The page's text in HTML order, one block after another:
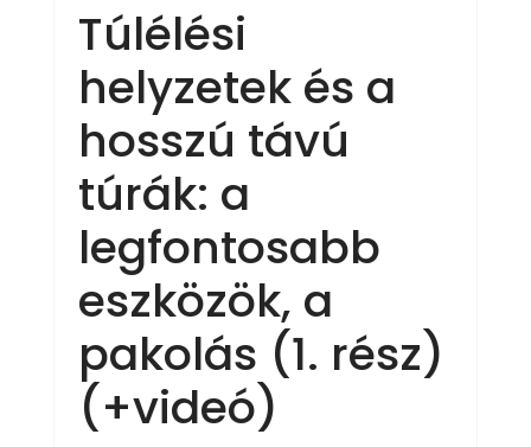
Túlélési
helyzetek és a
hosszú távú
túrák: a
legfontosabb
eszközök, a
pakolás (1. rész)
(+videó)